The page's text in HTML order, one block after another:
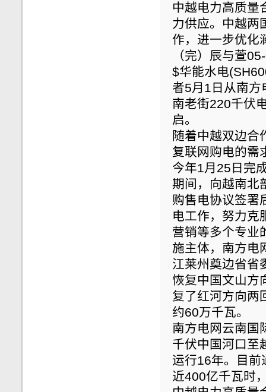
中越电力高质量
力供应。中越两
作，进一步优化
（完）辰与萱
$华能水电
者5月1日从南方
南老街220千伏
启。
随着中越双边合
复联网购电的需
今年1月25日完
期间，向越南北
购售电协议签署
电工作，努力克
营销等多个专业
施主体，南方电
江莱州奠边省省
恢复中国文山方
复了红河方向两
约60万千瓦。
南方电网云南国
千伏中国河口至
运行16年。目前
近400亿千瓦时